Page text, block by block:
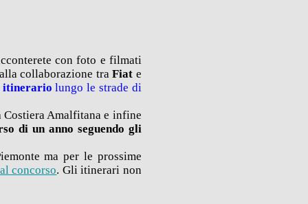
con foto e filmati
collaborazione traFiat e
itinerario lungo le strade di
Costiera Amalfitana e infine
di un anno seguendo gli
ma per le prossime
concorso. Gli itinerari non